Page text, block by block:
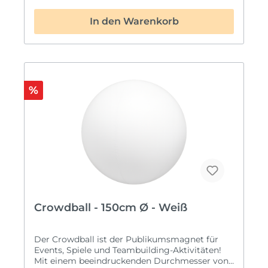
deinem Geburtstagskuchen den letzen Glanz zu
verleihen.Qualität: Hergestellt aus
hochwertigem Papier und Holz für eine
elegante Optik.Wiederverwendbar: Einfach die
austauschen und für den nächsten Geburtstag
Ergänzung für deine Geburtstagstorte und
wird sicherlich die Blicke auf sich ziehen. Feier
stilvoll mit diesem funkelnden "Happy
Birthday" Cake Topper!Bestelle noch heute und
unvergesslichen Ereignis!
In den Warenkorb
%
Crowdball - 150cm Ø - Weiß
Der Crowdball ist der Publikumsmagnet für
Events, Spiele und Teambuilding-Aktivitäten!
Mit einem beeindruckenden Durchmesser von